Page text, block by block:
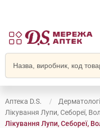
Аптека D.S.
Лікування Лупи, Себореї,
Лікування Лупи, Себореї,